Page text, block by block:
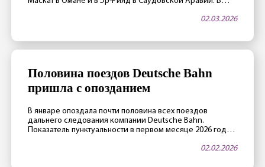
авиакомпания Lufthansa в переговорах с МИД Германии
зарегистрироваться на антикризисном портале ELEFAND
02.03.2026
Половина поездов Deutsche Bahn
пришла с опозданием
В январе опоздала почти половина всех поездов
дальнего следования компании Deutsche Bahn.
Показатель пунктуальности в первом месяце 2026 года
При этом в DB «пунктуальным» считается поезд, который
02.02.2026